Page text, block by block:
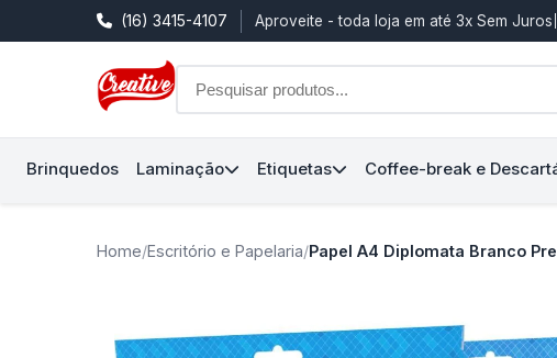
(16) 3415-4107 Aproveite - toda loja em até 3x Sem Juros
Brinquedos Laminação Etiquetas Coffee-break e
Home/Escritório e Papelaria/Papel A4 Diplomata Branco